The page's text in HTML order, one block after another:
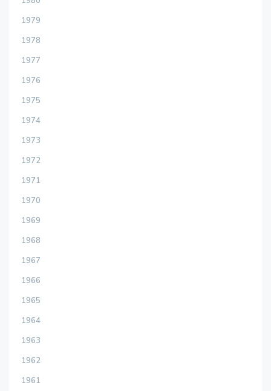
1979
1978
1977
1976
1975
1974
1973
1972
1971
1970
1969
1968
1967
1966
1965
1964
1963
1962
1961